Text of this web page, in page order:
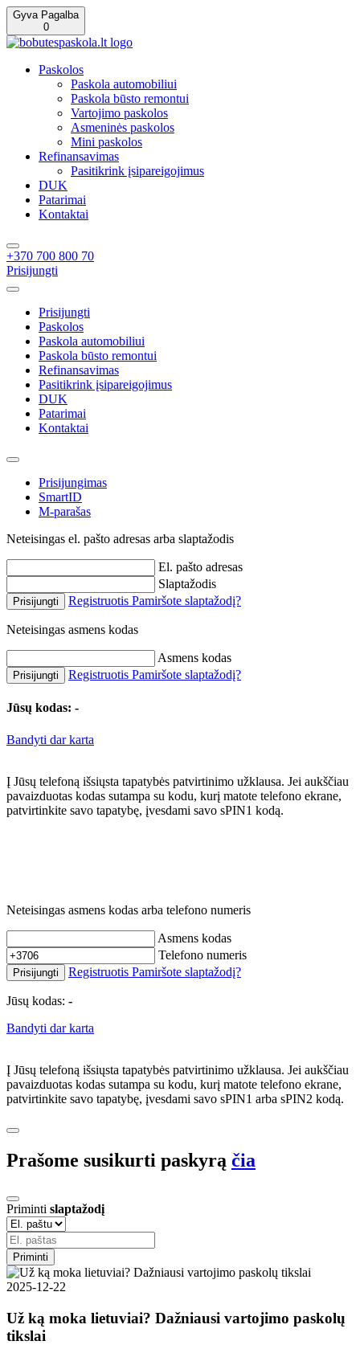
Gyva Pagalba
0
Paskolos
Paskola automobiliui
Paskola būsto remontui
Vartojimo paskolos
Asmeninės paskolos
Mini paskolos
Refinansavimas
Pasitikrink įsipareigojimus
DUK
Patarimai
Kontaktai
+370 700 800 70
Prisijungti
Prisijungti
Paskolos
Paskola automobiliui
Paskola būsto remontui
Refinansavimas
Pasitikrink įsipareigojimus
DUK
Patarimai
Kontaktai
Prisijungimas
SmartID
M-parašas
Neteisingas el. pašto adresas arba slaptažodis
El. pašto adresas
Slaptažodis
Prisijungti Registruotis Pamiršote slaptažodį?
Neteisingas asmens kodas
Asmens kodas
Prisijungti Registruotis Pamiršote slaptažodį?
Jūsų kodas: -
Bandyti dar karta
Į Jūsų telefoną išsiųsta tapatybės patvirtinimo užklausa. Jei aukščiau
pavaizduotas kodas sutampa su kodu, kurį matote telefono ekrane,
patvirtinkite savo tapatybę, įvesdami savo sPIN1 kodą.
Neteisingas asmens kodas arba telefono numeris
Asmens kodas
Telefono numeris
Prisijungti Registruotis Pamiršote slaptažodį?
Jūsų kodas: -
Bandyti dar karta
Į Jūsų telefoną išsiųsta tapatybės patvirtinimo užklausa. Jei aukščiau
pavaizduotas kodas sutampa su kodu, kurį matote telefono ekrane,
patvirtinkite savo tapatybę, įvesdami savo sPIN1 arba sPIN2 kodą.
Prašome susikurti paskyrą čia
Priminti slaptažodį
Priminti
2025-12-22
Už ką moka lietuviai? Dažniausi vartojimo paskolų
tikslai